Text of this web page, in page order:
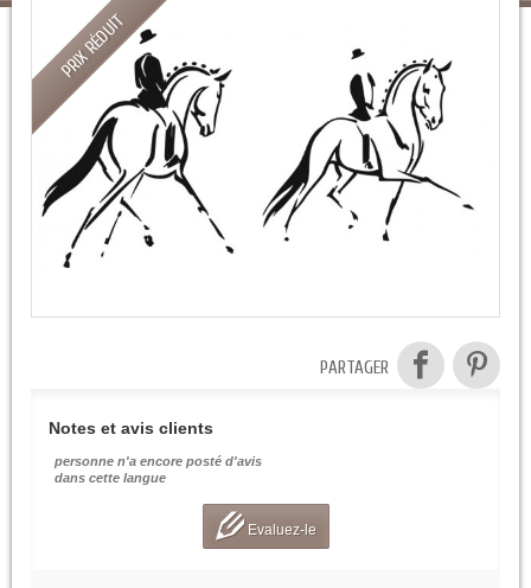
PRIX RÉDUIT
PARTAGER
Notes et avis clients
personne n'a encore posté d'avis
dans cette langue
Evaluez-le